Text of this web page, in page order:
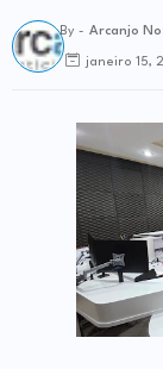
By - Arcanjo
janeiro 15,